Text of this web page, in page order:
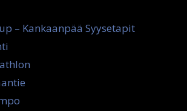
– Kankaanpää Syysetapit